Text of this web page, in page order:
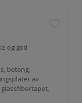
og god
betong,
av